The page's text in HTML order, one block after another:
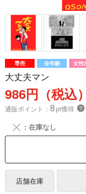
専売 全年齢 女性
大丈夫マン
986円（税込）
通販ポイント： 8pt獲得 ？
╳ ：在庫なし
店舗在庫